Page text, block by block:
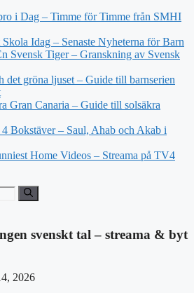
i Dag – Timme för Timme från SMHI
Idag – Senaste Nyheterna för Barn
Svensk Tiger – Granskning av Svensk
det gröna ljuset – Guide till barnserien
Gran Canaria – Guide till solsäkra
Bokstäver – Saul, Ahab och Akab i
Home Videos – Streama på TV4
svenskt tal – streama & byt
2026